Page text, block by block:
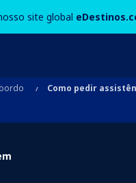
site global
Como pedir